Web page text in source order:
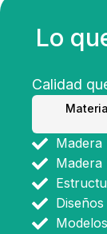
Lo
Calidad
Madera
Madera